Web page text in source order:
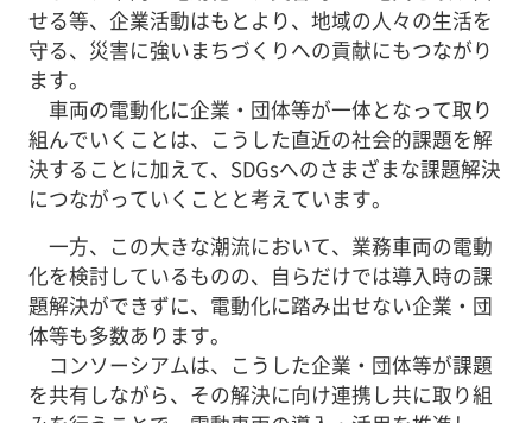
せる等、企業活動はもとより、地域の人々の生活を
守る、災害に強いまちづくりへの貢献にもつながり
ます。
車両の電動化に企業・団体等が一体となって取り
組んでいくことは、こうした直近の社会的課題を解
決することに加えて、SDGsへのさまざまな課題解決
につながっていくことと考えています。
一方、この大きな潮流において、業務車両の電動
化を検討しているものの、自らだけでは導入時の課
題解決ができずに、電動化に踏み出せない企業・団
体等も多数あります。
コンソーシアムは、こうした企業・団体等が課題
を共有しながら、その解決に向け連携し共に取り組